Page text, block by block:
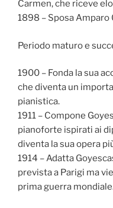
Carmen, che riceve
1898 – Sposa
Periodo maturo e
1900 – Fonda la sua
che diventa un
pianistica.
1911 – Compone
pianoforte ispirati ai
diventa la sua opera
1914 – Adatta
prevista a Parigi ma
prima guerra